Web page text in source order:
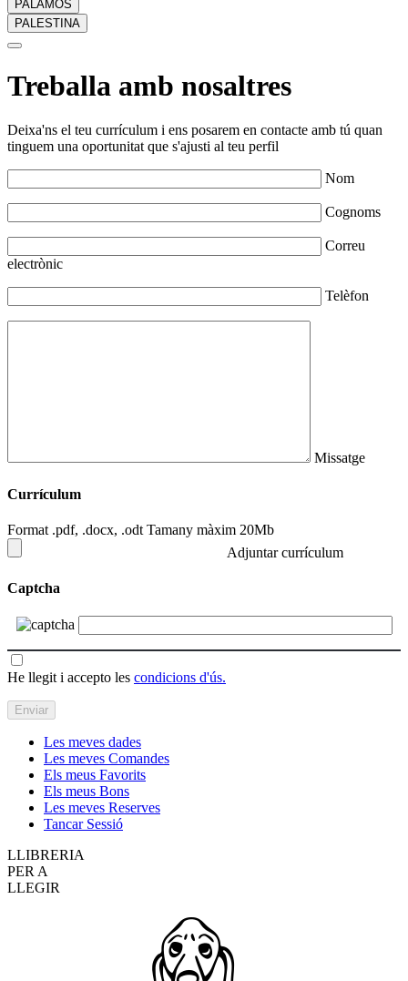
PALAMÓS
PALESTINA
Treballa amb nosaltres
Deixa'ns el teu currículum i ens posarem en contacte amb tú quan
tinguem una oportunitat que s'ajusti al teu perfil
Nom
Cognoms
Correu
electrònic
Telèfon
Missatge
Currículum
Format .pdf, .docx, .odt Tamany màxim 20Mb
Adjuntar currículum
Captcha
He llegit i accepto les condicions d'ús.
Les meves dades
Les meves Comandes
Els meus Favorits
Els meus Bons
Les meves Reserves
Tancar Sessió
LLIBRERIA
PER A
LLEGIR